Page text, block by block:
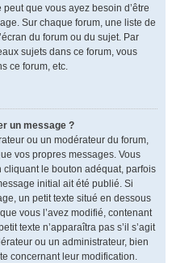
que vous ayez besoin d’être
Sur chaque forum, une liste de
du forum ou du sujet. Par
sujets dans ce forum, vous
ce forum, etc.
un message ?
ou un modérateur du forum,
vos propres messages. Vous
le bouton adéquat, parfois
initial ait été publié. Si
un petit texte situé en dessous
vous l’avez modifié, contenant
texte n’apparaîtra pas s’il s’agit
ou un administrateur, bien
concernant leur modification.